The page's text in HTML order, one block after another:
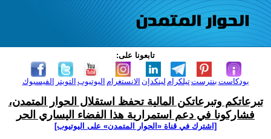
تابعونا على:
الفيسبوك التويتر اليوتيوب الانستغرام لينكدإن تيلكرامبنترست بودكاست
تبرعاتكم وتبرعاتكن المالية تحفظ استقلال الحوار المتمدن،
فشاركونا في دعم استمرارية هذا الفضاء اليساري الحر
[اشترك في قناة ‫«الحوار المتمدن» على اليوتيوب]